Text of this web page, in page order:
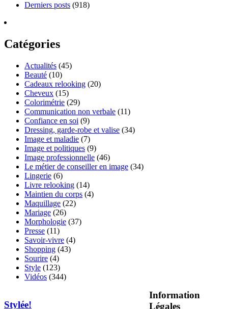
Derniers posts (918)
Catégories
Actualités (45)
Beauté (10)
Cadeaux relooking (20)
Cheveux (15)
Colorimétrie (29)
Communication non verbale (11)
Confiance en soi (9)
Dressing, garde-robe et valise (34)
Image et maladie (7)
Image et politiques (9)
Image professionnelle (46)
Le métier de conseiller en image (34)
Lingerie (6)
Livre relooking (14)
Maintien du corps (4)
Maquillage (22)
Mariage (26)
Morphologie (37)
Presse (11)
Savoir-vivre (4)
Shopping (43)
Sourire (4)
Style (123)
Vidéos (344)
Stylée!
Information
Légales